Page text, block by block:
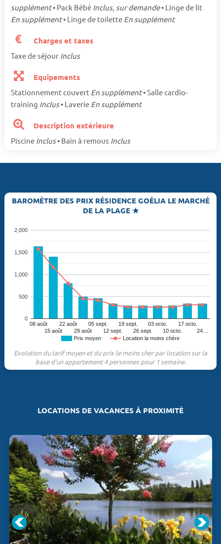
supplément• Pack Bébé Inclus, sur demande• Linge de lit
En supplément• Linge de toilette En supplément
Charges et taxes
Taxe de séjour Inclus
Equipements
Stationnement couvert En supplément• Salle cardio-
training Inclus• Laverie En supplément
Description extérieure
Piscine Inclus• Bain à remous Inclus
BAROMÈTRE DES PRIX RÉSIDENCE GOÉLIA LE MARCHÉ
DE LA PLAGE ★
Prix moyen Location la moins chère
08 août
15 août
22 août
29 août
05 sept.
12 sept.
19 sept.
26 sept.
03 octo.
10 octo.
17 octo.
24…
0
500
1,000
1,500
2,000
Evolution du tarif moyen et du prix le moins cher par location sur la
base d'un appartement 4 personnes pour 1 semaine.
LOCATIONS DE VACANCES À PROXIMITÉ